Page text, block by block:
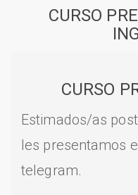
CURSO
CURSO
Estimados/as
les presentamos
telegram.